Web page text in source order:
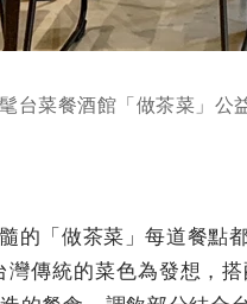
台菜餐酒館「做茶菜」
的「做茶菜」每道餐點
傳統的菜色為發想，